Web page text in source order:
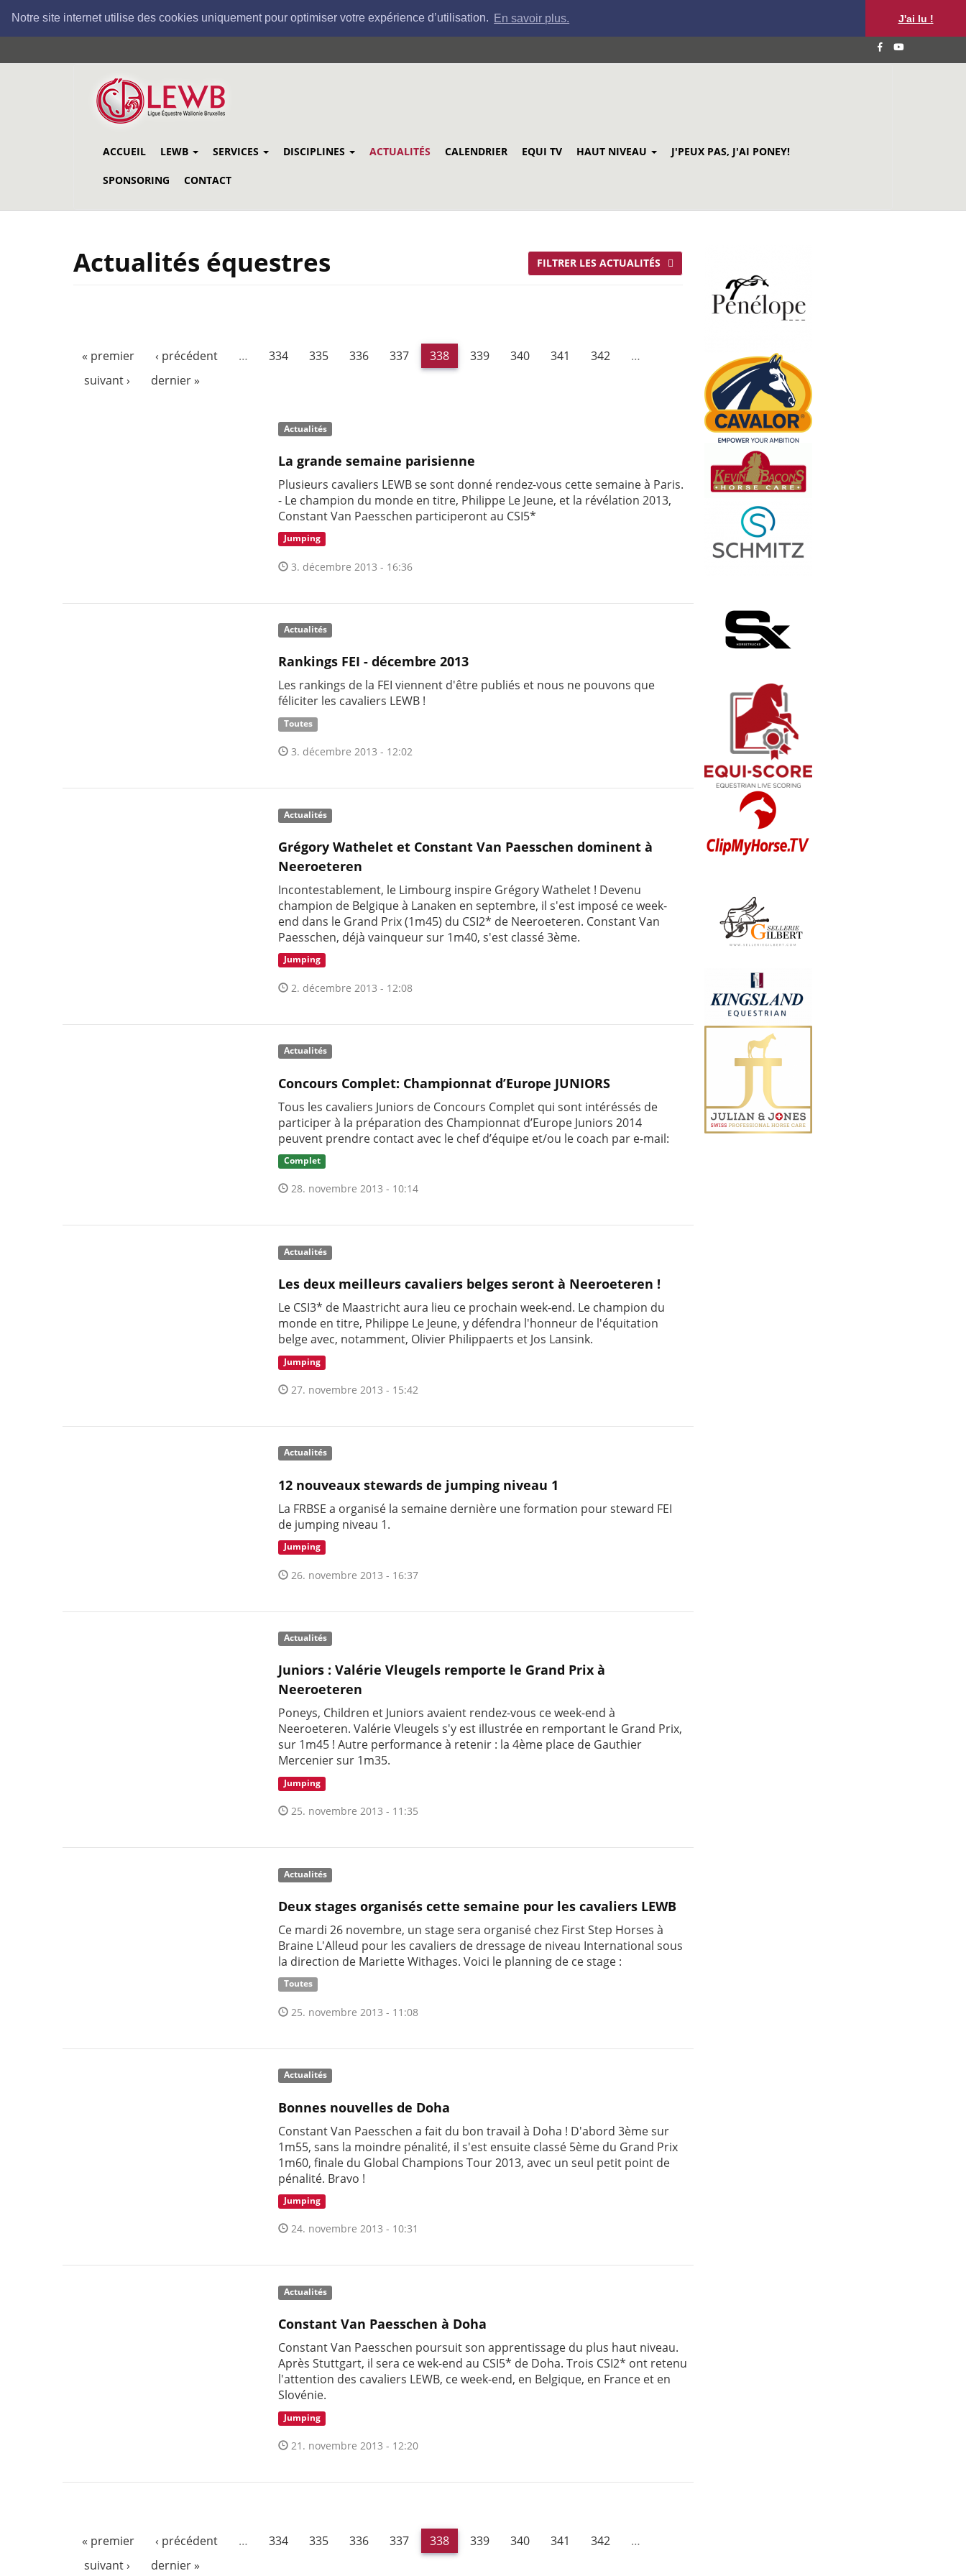
Notre site internet utilise des cookies uniquement pour optimiser votre expérience d’utilisation. En savoir plus. J'ai lu !
au
ACCUEIL LEWB SERVICES DISCIPLINES ACTUALITÉS CALENDRIER EQUI TV HAUT NIVEAU J'PEUX PAS, J'AI PONEY!
SPONSORING CONTACT
Actualités équestres FILTRER LES ACTUALITÉS
« premier ‹ précédent … 334 335 336 337 338 339 340 341 342
…
suivant ›
dernier »
Actualités
La grande semaine parisienne
Plusieurs cavaliers LEWB se sont donné rendez-vous cette semaine à Paris.
- Le champion du monde en titre, Philippe Le Jeune, et la révélation 2013,
Constant Van Paesschen participeront au CSI5*
Jumping
3. décembre 2013 - 16:36
Actualités
Rankings FEI - décembre 2013
Les rankings de la FEI viennent d'être publiés et nous ne pouvons que
féliciter les cavaliers LEWB !
Toutes
3. décembre 2013 - 12:02
Actualités
Grégory Wathelet et Constant Van Paesschen dominent à
Neeroeteren
Incontestablement, le Limbourg inspire Grégory Wathelet ! Devenu
champion de Belgique à Lanaken en septembre, il s'est imposé ce week-
end dans le Grand Prix (1m45) du CSI2* de Neeroeteren. Constant Van
Paesschen, déjà vainqueur sur 1m40, s'est classé 3ème.
Jumping
2. décembre 2013 - 12:08
Actualités
Concours Complet: Championnat d’Europe JUNIORS
Tous les cavaliers Juniors de Concours Complet qui sont intéréssés de
participer à la préparation des Championnat d’Europe Juniors 2014
peuvent prendre contact avec le chef d’équipe et/ou le coach par e-mail:
Complet
28. novembre 2013 - 10:14
Actualités
Les deux meilleurs cavaliers belges seront à Neeroeteren !
Le CSI3* de Maastricht aura lieu ce prochain week-end. Le champion du
monde en titre, Philippe Le Jeune, y défendra l'honneur de l'équitation
belge avec, notamment, Olivier Philippaerts et Jos Lansink.
Jumping
27. novembre 2013 - 15:42
Actualités
12 nouveaux stewards de jumping niveau 1
La FRBSE a organisé la semaine dernière une formation pour steward FEI
de jumping niveau 1.
Jumping
26. novembre 2013 - 16:37
Actualités
Juniors : Valérie Vleugels remporte le Grand Prix à
Neeroeteren
Poneys, Children et Juniors avaient rendez-vous ce week-end à
Neeroeteren. Valérie Vleugels s'y est illustrée en remportant le Grand Prix,
sur 1m45 ! Autre performance à retenir : la 4ème place de Gauthier
Mercenier sur 1m35.
Jumping
25. novembre 2013 - 11:35
Actualités
Deux stages organisés cette semaine pour les cavaliers LEWB
Ce mardi 26 novembre, un stage sera organisé chez First Step Horses à
Braine L'Alleud pour les cavaliers de dressage de niveau International sous
la direction de Mariette Withages. Voici le planning de ce stage :
Toutes
25. novembre 2013 - 11:08
Actualités
Bonnes nouvelles de Doha
Constant Van Paesschen a fait du bon travail à Doha ! D'abord 3ème sur
1m55, sans la moindre pénalité, il s'est ensuite classé 5ème du Grand Prix
1m60, finale du Global Champions Tour 2013, avec un seul petit point de
pénalité. Bravo !
Jumping
24. novembre 2013 - 10:31
Actualités
Constant Van Paesschen à Doha
Constant Van Paesschen poursuit son apprentissage du plus haut niveau.
Après Stuttgart, il sera ce wek-end au CSI5* de Doha. Trois CSI2* ont retenu
l'attention des cavaliers LEWB, ce week-end, en Belgique, en France et en
Slovénie.
Jumping
21. novembre 2013 - 12:20
« premier ‹ précédent … 334 335 336 337 338 339 340 341 342
…
suivant ›
dernier »